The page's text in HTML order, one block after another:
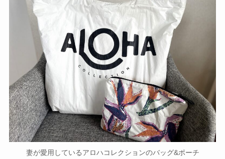
妻が愛用しているアロハコレクションのバッグ&ポーチ